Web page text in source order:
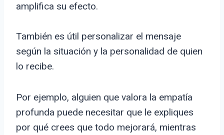
amplifica su efecto.
También es útil personalizar el mensaje
según la situación y la personalidad de quien
lo recibe.
Por ejemplo, alguien que valora la empatía
profunda puede necesitar que le expliques
por qué crees que todo mejorará, mientras